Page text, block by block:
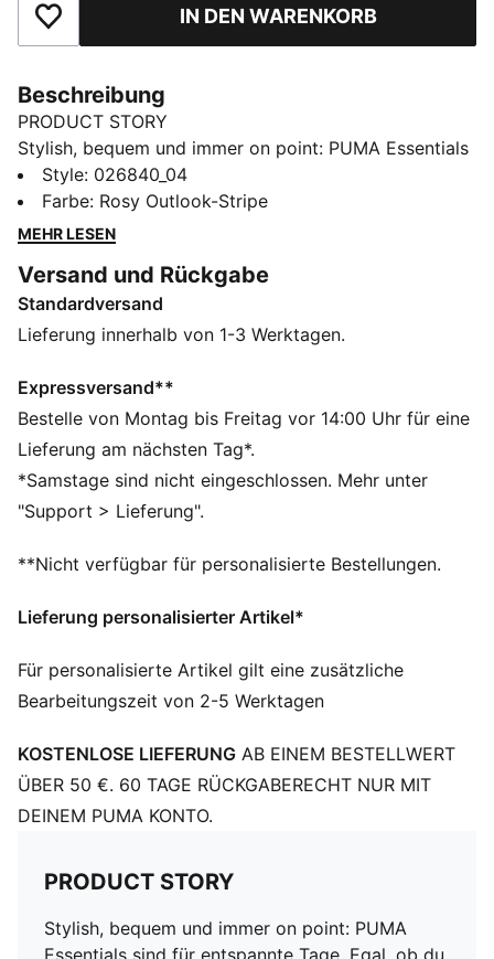
Zu Favoriten hinzufügenIN DEN WARENKORB
Beschreibung
PRODUCT STORY
Stylish, bequem und immer on point: PUMA Essentials
sind für entspannte Tage. Egal, ob du chillst, dir einen
Kaffee holst oder unterwegs bist – diese Pieces sind
der perfekte Mix aus Tragekomfort und Style.
von morgens bis abends wohlfühlst.
FEATURES + VORTEILE
Hergestellt aus mindestens 50 % recycelten
DETAILS
Baseballcap-Design
Gebogener Schirm
6-Panel-Design
Verstellbarer Riemenverschluss mit Klettverschluss
Gesticktes PUMA No. 1 Logo
Style: 026840_04
Farbe: Rosy Outlook-Stripe
MEHR LESEN
Versand und Rückgabe
Standardversand
Lieferung innerhalb von 1-3 Werktagen.
Expressversand**
Bestelle von Montag bis Freitag vor 14:00 Uhr für eine
Lieferung am nächsten Tag*.
*Samstage sind nicht eingeschlossen. Mehr unter
"Support > Lieferung".
**Nicht verfügbar für personalisierte Bestellungen.
Lieferung personalisierter Artikel*
Für personalisierte Artikel gilt eine zusätzliche
Bearbeitungszeit von 2-5 Werktagen
KOSTENLOSE LIEFERUNG AB EINEM BESTELLWERT
ÜBER 50 €. 60 TAGE RÜCKGABERECHT NUR MIT
DEINEM PUMA KONTO.
PRODUCT STORY
Stylish, bequem und immer on point: PUMA
Essentials sind für entspannte Tage. Egal, ob du